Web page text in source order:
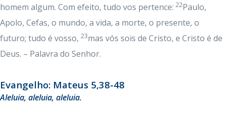
homem algum. Com efeito, tudo vos pertence: 22Paulo,
Apolo, Cefas, o mundo, a vida, a morte, o presente, o
futuro; tudo é vosso, 23mas vós sois de Cristo, e Cristo é de
Deus. – Palavra do Senhor.
Evangelho: Mateus 5,38-48
Aleluia, aleluia, aleluia.